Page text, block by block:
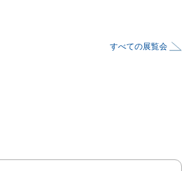
すべての展覧会